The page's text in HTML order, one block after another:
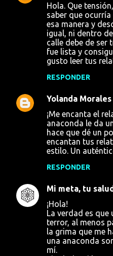
Hola. Que
saber que
esa manera y
igual, ni dentro
calle debe de ser
fue lista y
gusto leer tus
RESPONDER
Yolanda Morales
¡Me encanta el
anaconda le da
hace que dé un
encantan tus
estilo. Un
RESPONDER
Mi meta, tu
¡Hola!
La verdad es
terror, al menos
la grima que me
una anaconda
mí.